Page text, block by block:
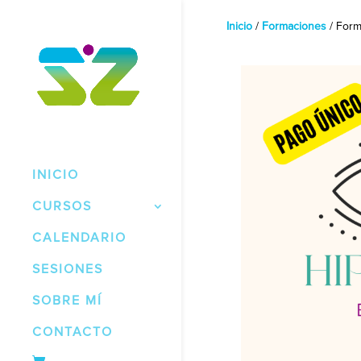
INICIO
CURSOS
CALENDARIO
SESIONES
SOBRE MÍ
CONTACTO
Inicio/ Formaciones/